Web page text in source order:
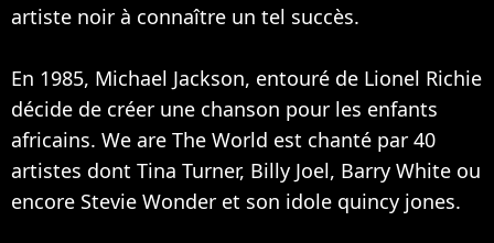
artiste noir à connaître un tel succès.
En 1985, Michael Jackson, entouré de Lionel Richie
décide de créer une chanson pour les enfants
africains. We are The World est chanté par 40
artistes dont Tina Turner, Billy Joel, Barry White ou
encore Stevie Wonder et son idole quincy jones.